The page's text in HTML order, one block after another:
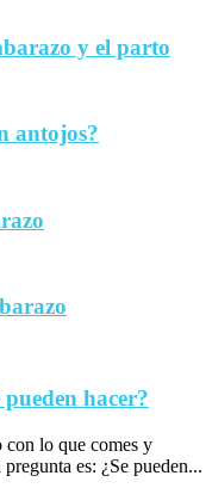
y el parto
antojos?
hacer?
con lo que comes y
es: ¿Se pueden...